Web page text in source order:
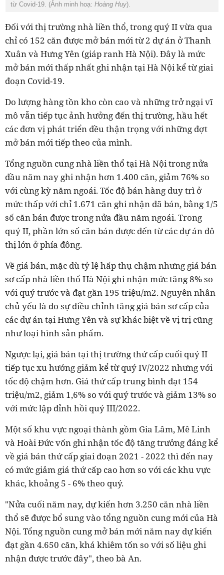
từ Covid-19. (Ảnh minh hoạ: Hoàng Huy).
Đối với thị trường nhà liền thổ, trong quý II vừa qua
chỉ có 152 căn được mở bán mới từ 2 dự án ở Thanh
Xuân và Hưng Yên (giáp ranh Hà Nội). Đây là mức
mở bán mới thấp nhất ghi nhận tại Hà Nội kể từ giai
đoạn Covid-19.
Do lượng hàng tồn kho còn cao và những trở ngại vĩ
mô vẫn tiếp tục ảnh hưởng đến thị trường, hầu hết
các đơn vị phát triển đều thận trọng với những đợt
mở bán mới tiếp theo của mình.
Tổng nguồn cung nhà liền thổ tại Hà Nội trong nửa
đầu năm nay ghi nhận hơn 1.400 căn, giảm 76% so
với cùng kỳ năm ngoái. Tốc độ bán hàng duy trì ở
mức thấp với chỉ 1.671 căn ghi nhận đã bán, bằng 1/5
số căn bán được trong nửa đầu năm ngoái. Trong
quý II, phần lớn số căn bán được đến từ các dự án đô
thị lớn ở phía đông.
Về giá bán, mặc dù tỷ lệ hấp thụ chậm nhưng giá bán
sơ cấp nhà liền thổ Hà Nội ghi nhận mức tăng 8% so
với quý trước và đạt gần 195 triệu/m2. Nguyên nhân
chủ yếu là do sự điều chỉnh tăng giá bán sơ cấp của
các dự án tại Hưng Yên và sự khác biệt về vị trị cũng
như loại hình sản phẩm.
Ngược lại, giá bán tại thị trường thứ cấp cuối quý II
tiếp tục xu hướng giảm kể từ quý IV/2022 nhưng với
tốc độ chậm hơn. Giá thứ cấp trung bình đạt 154
triệu/m2, giảm 1,6% so với quý trước và giảm 13% so
với mức lập đỉnh hồi quý III/2022.
Một số khu vực ngoại thành gồm Gia Lâm, Mê Linh
và Hoài Đức vốn ghi nhận tốc độ tăng trưởng đáng kể
về giá bán thứ cấp giai đoạn 2021 - 2022 thì đến nay
có mức giảm giá thứ cấp cao hơn so với các khu vực
khác, khoảng 5 - 6% theo quý.
"Nửa cuối năm nay, dự kiến hơn 3.250 căn nhà liền
thổ sẽ được bổ sung vào tổng nguồn cung mới của Hà
Nội. Tổng nguồn cung mở bán mới năm nay dự kiến
đạt gần 4.650 căn, khá khiêm tốn so với số liệu ghi
nhận được trước đây", theo bà An.